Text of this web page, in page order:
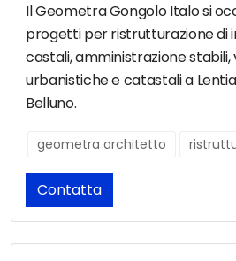
Il Geometra Gongolo Italo si
progetti per ristrutturazione di
castali, amministrazione stabili,
urbanistiche e catastali a
Belluno.
geometra architetto
Contatta